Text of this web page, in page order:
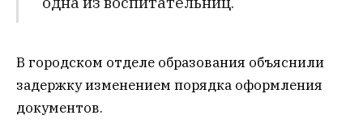
В городском отделе образования объяснили
задержку изменением порядка оформления
документов.